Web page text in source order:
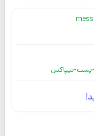
پست-تیپاکس